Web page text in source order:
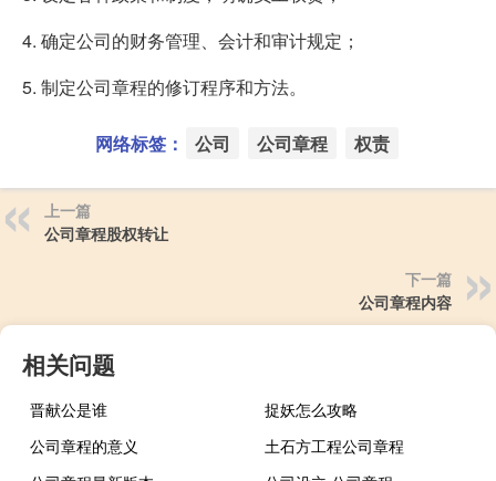
4. 确定公司的财务管理、会计和审计规定；
5. 制定公司章程的修订程序和方法。
网络标签： 公司 公司章程 权责
上一篇
公司章程股权转让
下一篇
公司章程内容
相关问题
晋献公是谁
捉妖怎么攻略
公司章程的意义
土石方工程公司章程